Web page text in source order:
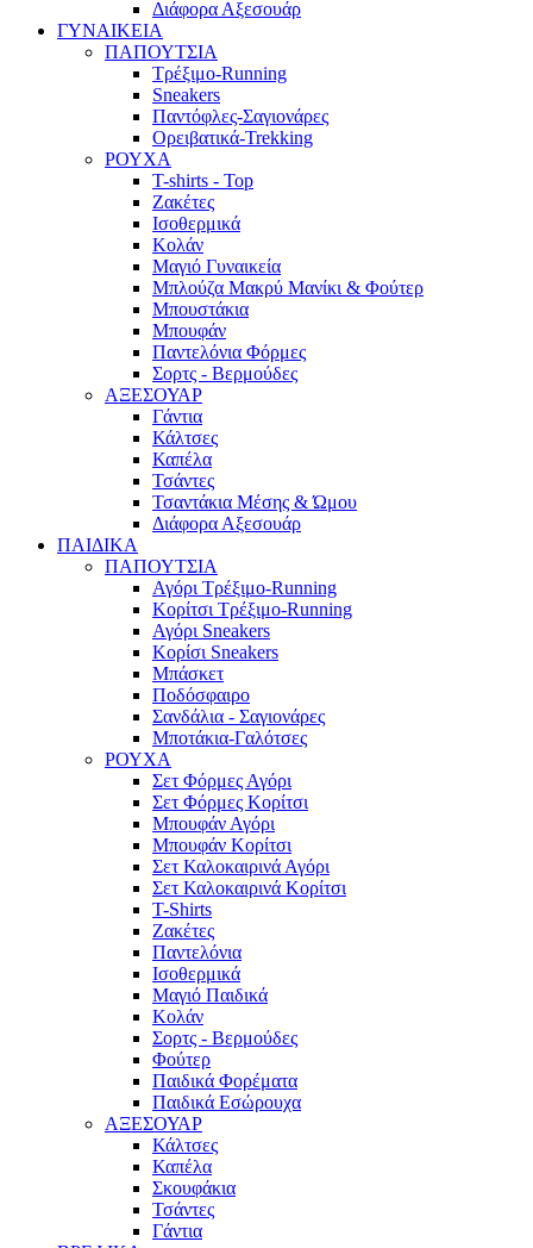
Διάφορα Αξεσουάρ
ΓΥΝΑΙΚΕΙΑ
ΠΑΠΟΥΤΣΙΑ
Τρέξιμο-Running
Sneakers
Παντόφλες-Σαγιονάρες
Ορειβατικά-Trekking
ΡΟΥΧΑ
T-shirts - Top
Ζακέτες
Ισοθερμικά
Κολάν
Μαγιό Γυναικεία
Μπλούζα Μακρύ Μανίκι & Φούτερ
Μπουστάκια
Μπουφάν
Παντελόνια Φόρμες
Σορτς - Βερμούδες
ΑΞΕΣΟΥΑΡ
Γάντια
Κάλτσες
Καπέλα
Τσάντες
Τσαντάκια Μέσης & Ώμου
Διάφορα Αξεσουάρ
ΠΑΙΔΙΚΑ
ΠΑΠΟΥΤΣΙΑ
Αγόρι Τρέξιμο-Running
Κορίτσι Τρέξιμο-Running
Αγόρι Sneakers
Κορίσι Sneakers
Μπάσκετ
Ποδόσφαιρο
Σανδάλια - Σαγιονάρες
Μποτάκια-Γαλότσες
ΡΟΥΧΑ
Σετ Φόρμες Αγόρι
Σετ Φόρμες Κορίτσι
Μπουφάν Αγόρι
Μπουφάν Κορίτσι
Σετ Καλοκαιρινά Αγόρι
Σετ Καλοκαιρινά Κορίτσι
T-Shirts
Ζακέτες
Παντελόνια
Ισοθερμικά
Μαγιό Παιδικά
Κολάν
Σορτς - Βερμούδες
Φούτερ
Παιδικά Φορέματα
Παιδικά Εσώρουχα
ΑΞΕΣΟΥΑΡ
Κάλτσες
Καπέλα
Σκουφάκια
Τσάντες
Γάντια